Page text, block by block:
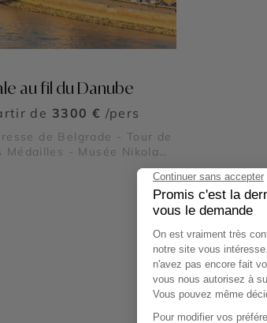
au fil du Danube
de 3300 € /pers
de Belgrade - Tour de
Médailles - Musée Nikola